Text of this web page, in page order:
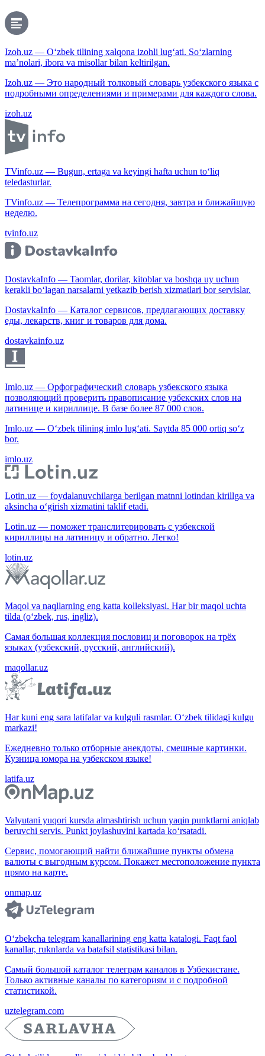
Izoh.uz — O‘zbek tilining xalqona izohli lug‘ati. So‘zlarning
ma’nolari, ibora va misollar bilan keltirilgan.
Izoh.uz — Это народный толковый словарь узбекского языка с
подробными определениями и примерами для каждого слова.
izoh.uz
TVinfo.uz — Bugun, ertaga va keyingi hafta uchun to‘liq
teledasturlar.
TVinfo.uz — Телепрограмма на сегодня, завтра и ближайшую
неделю.
tvinfo.uz
DostavkaInfo — Taomlar, dorilar, kitoblar va boshqa uy uchun
kerakli bo‘lagan narsalarni yetkazib berish xizmatlari bor servislar.
DostavkaInfo — Каталог сервисов, предлагающих доставку
еды, лекарств, книг и товаров для дома.
dostavkainfo.uz
Imlo.uz — Орфографический словарь узбекского языка
позволяющий проверить правописание узбекских слов на
латинице и кириллице. В базе более 87 000 слов.
Imlo.uz — O‘zbek tilining imlo lug‘ati. Saytda 85 000 ortiq so‘z
bor.
imlo.uz
Lotin.uz — foydalanuvchilarga berilgan matnni lotindan kirillga va
aksincha o‘girish xizmatini taklif etadi.
Lotin.uz — поможет транслитерировать с узбекской
кириллицы на латиницу и обратно. Легко!
lotin.uz
Maqol va naqllarning eng katta kolleksiyasi. Har bir maqol uchta
tilda (o‘zbek, rus, ingliz).
Самая большая коллекция пословиц и поговорок на трёх
языках (узбекский, русский, английский).
maqollar.uz
Har kuni eng sara latifalar va kulguli rasmlar. O‘zbek tilidagi kulgu
markazi!
Ежедневно только отборные анекдоты, смешные картинки.
Кузница юмора на узбекском языке!
latifa.uz
Valyutani yuqori kursda almashtirish uchun yaqin punktlarni aniqlab
beruvchi servis. Punkt joylashuvini kartada ko‘rsatadi.
Сервис, помогающий найти ближайшие пункты обмена
валюты с выгодным курсом. Покажет местоположение пункта
прямо на карте.
onmap.uz
O‘zbekcha telegram kanallarining eng katta katalogi. Faqt faol
kanallar, ruknlarda va batafsil statistikasi bilan.
Самый большой каталог телеграм каналов в Узбекистане.
Только активные каналы по категориям и с подробной
статистикой.
uztelegram.com